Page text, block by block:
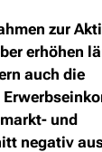
zur
erhöhen
auch die
und
negativ